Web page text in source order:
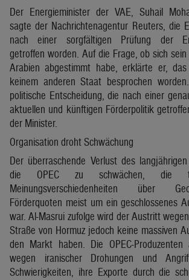
Der Energieminister der VAE, Suhail
sagte der Nachrichtenagentur Reuters, die
nach einer sorgfältigen Prüfung der
getroffen worden. Auf die Frage, ob sich
Arabien abgestimmt habe, erklärte er,
keinem anderen Staat besprochen
politische Entscheidung, die nach einer
aktuellen und künftigen Förderpolitik
der Minister.
Organisation droht Schwächung
Der überraschende Verlust des
die OPEC zu schwächen, die
Meinungsverschiedenheiten über
Förderquoten meist um ein geschlossenes
war. Al-Masrui zufolge wird der Austritt
Straße von Hormuz jedoch keine massiven
den Markt haben. Die OPEC-
wegen iranischer Drohungen und
Schwierigkeiten, ihre Exporte durch die